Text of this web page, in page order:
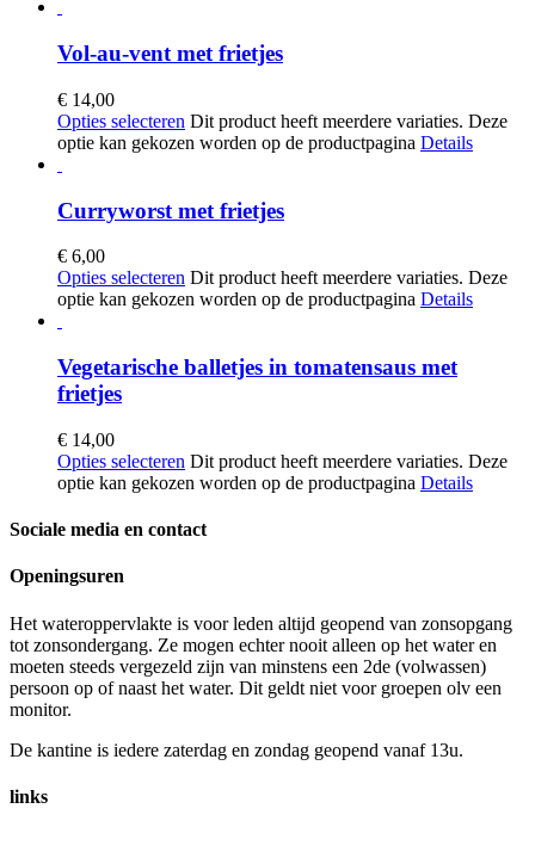
Vol-au-vent met frietjes
€ 14,00
Opties selecteren Dit product heeft meerdere variaties. Deze
optie kan gekozen worden op de productpagina Details
Curryworst met frietjes
€ 6,00
Opties selecteren Dit product heeft meerdere variaties. Deze
optie kan gekozen worden op de productpagina Details
Vegetarische balletjes in tomatensaus met
frietjes
€ 14,00
Opties selecteren Dit product heeft meerdere variaties. Deze
optie kan gekozen worden op de productpagina Details
Sociale media en contact
Openingsuren
Het wateroppervlakte is voor leden altijd geopend van zonsopgang
tot zonsondergang. Ze mogen echter nooit alleen op het water en
moeten steeds vergezeld zijn van minstens een 2de (volwassen)
persoon op of naast het water. Dit geldt niet voor groepen olv een
monitor.
De kantine is iedere zaterdag en zondag geopend vanaf 13u.
links